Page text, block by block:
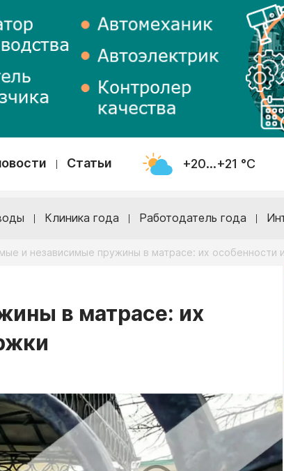
Статьи +20...+21 °С
Клиника года Работодатель года
и независимые пружины в матрасе: их особенности
в матрасе: их